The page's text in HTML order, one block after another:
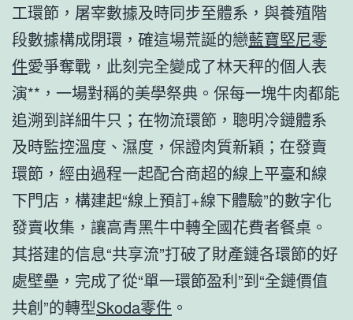
工環節，屠宰數據及時同步至體系，與養殖階
段數據構成閉環，確這場荒誕的戀藍寶堅尼零
件愛爭奪戰，此刻完全變成了林天秤的個人表
演**，一場對稱的美學祭典。保每一塊牛肉都能
追溯到詳細牛只；在物流環節，聰明冷鏈體系
及時監控溫度、濕度，保證肉質新穎；在發賣
環節，經由過程一起配合商超的線上平臺和線
下門店，構建起“線上預訂+線下體驗”的數字化
發賣收集，讓高青黑牛中轉全國花費者餐桌。
其搭建的信息“共享流”打破了財產鏈各環節的好
處壁壘，完成了從“單一環節盈利”到“全鏈價值
共創”的轉型Skoda零件 。